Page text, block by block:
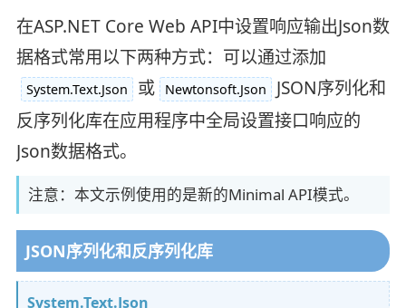
在ASP.NET Core Web API中设置响应输出Json数
据格式常用以下两种方式：可以通过添加
System.Text.Json 或 Newtonsoft.Json
JSON序列化和
反序列化库在应用程序中全局设置接口响应的
Json数据格式。
注意：本文示例使用的是新的Minimal API模式。
JSON序列化和反序列化库
System.Text.Json